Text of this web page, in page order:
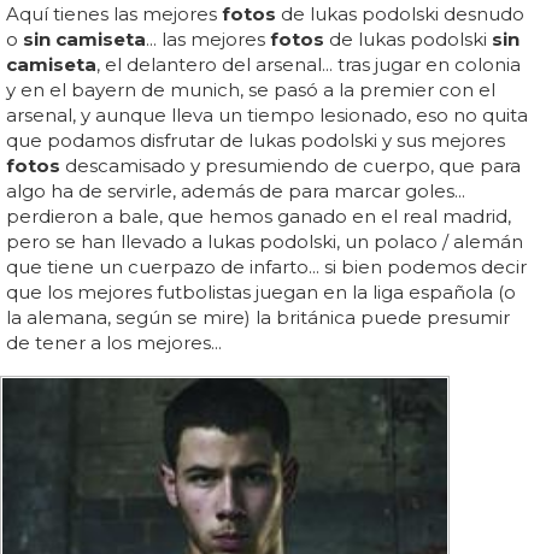
Aquí tienes las mejores fotos de lukas podolski desnudo
o sin camiseta... las mejores fotos de lukas podolski sin
camiseta, el delantero del arsenal... tras jugar en colonia
y en el bayern de munich, se pasó a la premier con el
arsenal, y aunque lleva un tiempo lesionado, eso no quita
que podamos disfrutar de lukas podolski y sus mejores
fotos descamisado y presumiendo de cuerpo, que para
algo ha de servirle, además de para marcar goles...
perdieron a bale, que hemos ganado en el real madrid,
pero se han llevado a lukas podolski, un polaco / alemán
que tiene un cuerpazo de infarto... si bien podemos decir
que los mejores futbolistas juegan en la liga española (o
la alemana, según se mire) la británica puede presumir
de tener a los mejores...